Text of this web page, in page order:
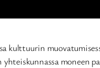
kulttuurin
moneen